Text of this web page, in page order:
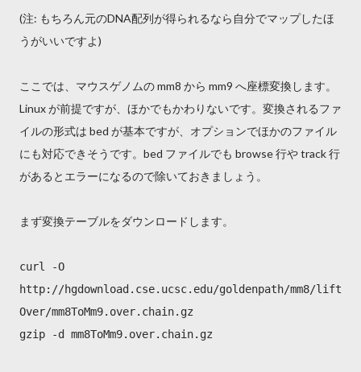
(注: もちろん元のDNA配列が得られるなら自分でマップしたほ
うがいいですよ)
ここでは、マウスゲノムの mm8 から mm9 へ座標変換します。
Linux が前提ですが、ほかでもかわりないです。変換されるファ
イルの形式は bed が基本ですが、オプションでほかのファイル
にも対応できそうです。bed ファイルでも browse 行や track 行
があるとエラーになるので除いておきましょう。
まず変換テーブルをダウンロードします。
curl -O
http://hgdownload.cse.ucsc.edu/goldenpath/mm8/lift
Over/mm8ToMm9.over.chain.gz
gzip -d mm8ToMm9.over.chain.gz